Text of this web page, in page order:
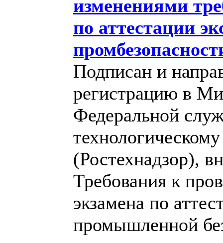
изменениями
по аттестации
Подписан и
регистрацию в
Федеральной
(Ростехнадзор),
Требования к
экзамена по
промышленной